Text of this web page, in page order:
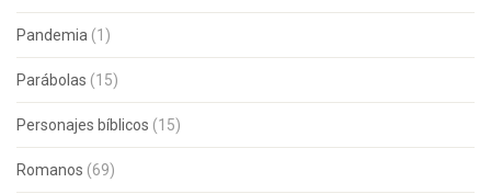
Pandemia (1)
Parábolas (15)
Personajes bíblicos (15)
Romanos (69)